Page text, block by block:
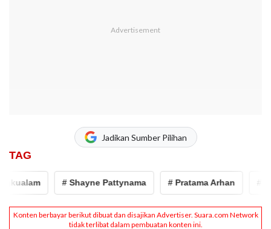
Jadikan Sumber Pilihan
TAG
# Shayne Pattynama # Pratama Arhan #